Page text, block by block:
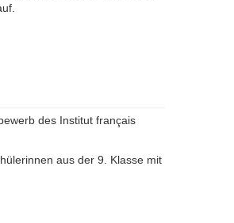
des Institut français
aus der 9. Klasse mit